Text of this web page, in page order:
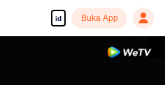
id Buka App